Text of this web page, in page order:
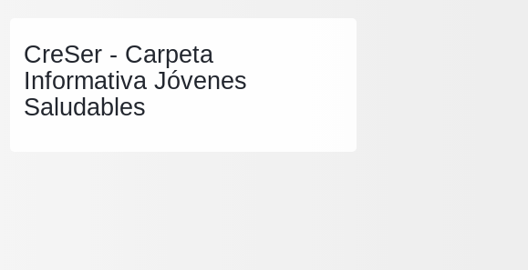
CreSer - Carpeta
Informativa Jóvenes
Saludables